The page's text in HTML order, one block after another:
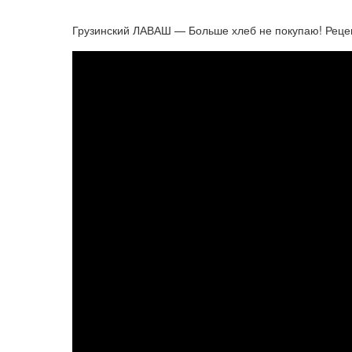
Грузинский ЛАВАШ — Больше хлеб не покупаю!